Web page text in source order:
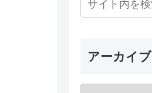
アーカイブ